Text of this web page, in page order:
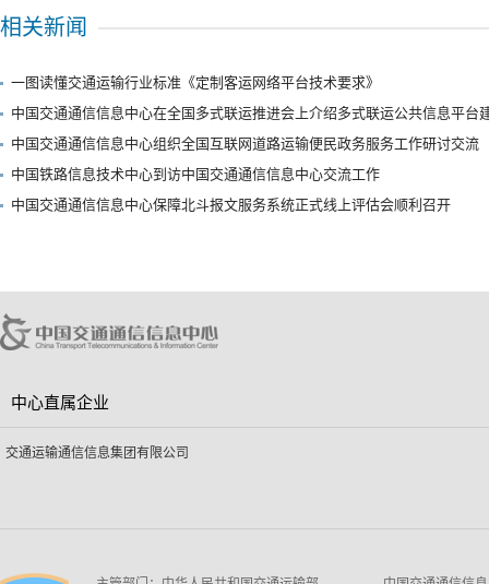
相关新闻
一图读懂交通运输行业标准《定制客运网络平台技术要求》
中国交通通信信息中心在全国多式联运推进会上介绍多式联运公共信息平台
中国交通通信信息中心组织全国互联网道路运输便民政务服务工作研讨交流
中国铁路信息技术中心到访中国交通通信信息中心交流工作
中国交通通信信息中心保障北斗报文服务系统正式线上评估会顺利召开
中心直属企业
交通运输通信信息集团有限公司